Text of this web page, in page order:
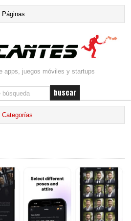
apps, juegos móviles y startups